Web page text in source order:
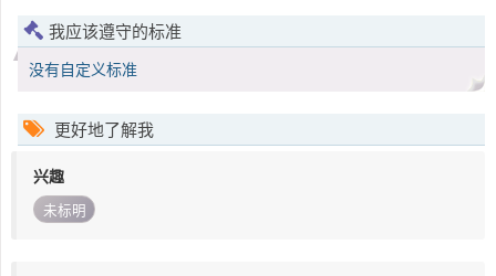
我应该遵守的标准
没有自定义标准
更好地了解我
兴趣
未标明